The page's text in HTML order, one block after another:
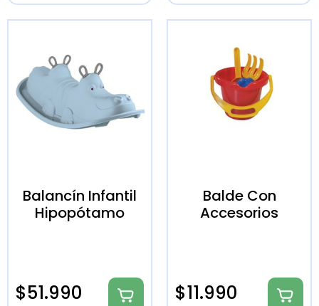
Balancín Infantil
Hipopótamo
$51.990
Balde Con
Accesorios
$11.990